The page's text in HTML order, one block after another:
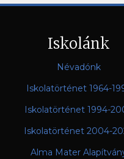
Iskolánk
Névadónk
Iskolatörténet 1964-
Iskolatörténet 1994-
Iskolatörténet 2004-
Alma Mater